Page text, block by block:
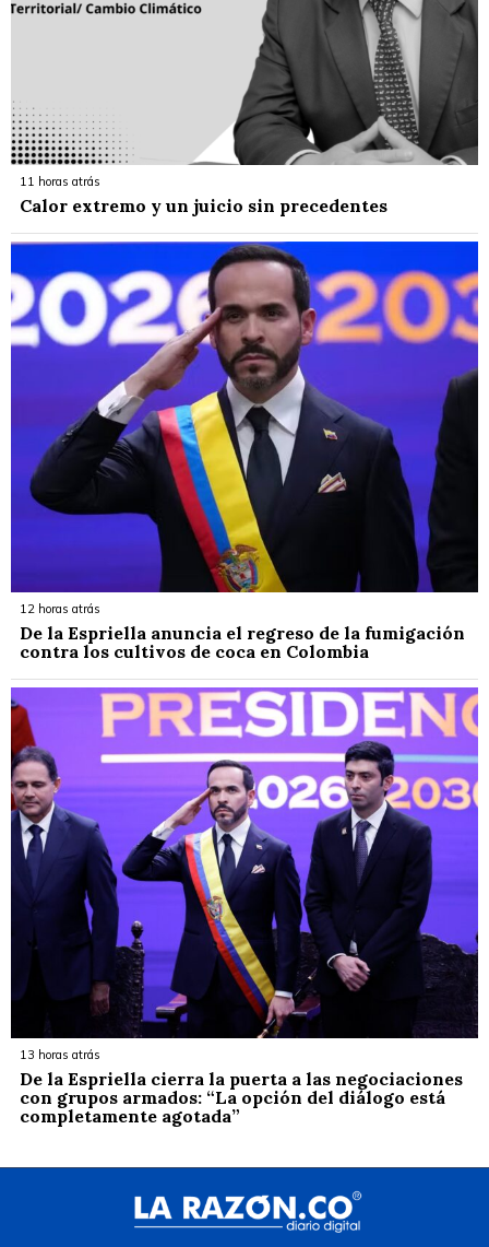
11 horas atrás
Calor extremo y un juicio sin precedentes
12 horas atrás
De la Espriella anuncia el regreso de la fumigación
contra los cultivos de coca en Colombia
13 horas atrás
De la Espriella cierra la puerta a las negociaciones
con grupos armados: “La opción del diálogo está
completamente agotada”